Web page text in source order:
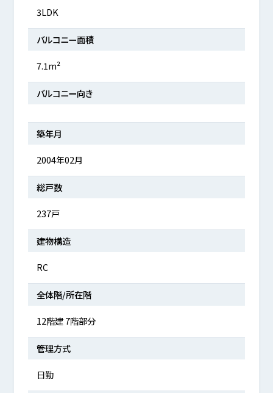
3LDK
バルコニー面積
7.1m²
バルコニー向き
築年月
2004年02月
総戸数
237戸
建物構造
RC
全体階/所在階
12階建 7階部分
管理方式
日勤